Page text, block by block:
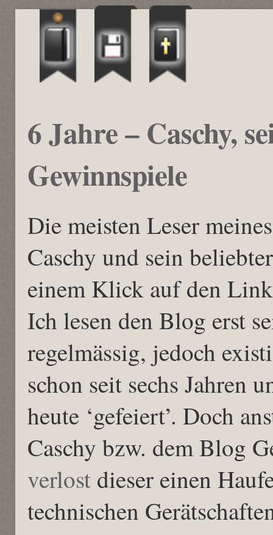
6 Jahre – Caschy,
Gewinnspiele
Die meisten Leser
Caschy und sein
einem Klick auf den
Ich lesen den Blog erst
regelmässig, jedoch
schon seit sechs Jahren
heute ‘gefeiert’. Doch
Caschy bzw. dem Blog
verlost dieser einen
technischen